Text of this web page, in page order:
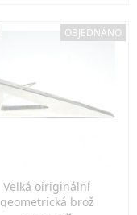
OBJEDNÁNO
Velká oiriginální
geometrická brož